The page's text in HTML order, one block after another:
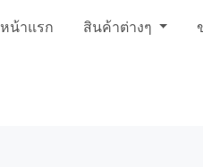
หน้าแรก สินค้าต่างๆ